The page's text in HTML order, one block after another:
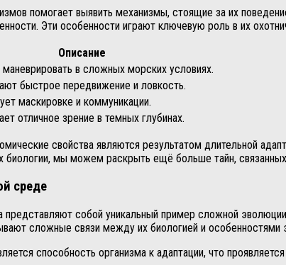
помогает выявить механизмы, стоящие за их
Эти особенности играют ключевую роль в их
Описание
маневрировать в сложных морских условиях.
быстрое передвижение и ловкость.
маскировке и коммуникации.
отличное зрение в темных глубинах.
свойства являются результатом длительной
мы можем раскрыть ещё больше тайн,
среде
представляют собой уникальный пример сложной
сложные связи между их биологией и особенностями
способность организма к адаптации, что